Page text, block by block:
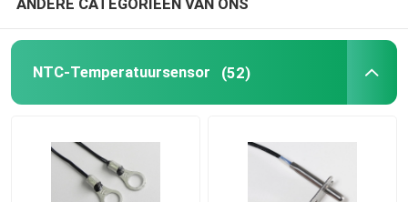
Van een flens voorzien Temperatuursensoren
Ingepaste Temperatuursensor
ANDERE CATEGORIEËN VAN ONS
NTC-Temperatuursensor (52)